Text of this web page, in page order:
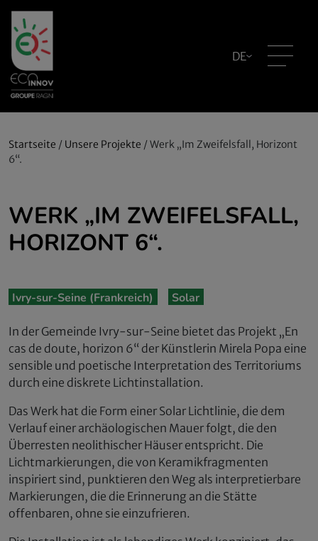
DE
Startseite / Unsere Projekte /Werk „Im Zweifelsfall, Horizont
6“.
WERK „IM ZWEIFELSFALL,
HORIZONT 6“.
Ivry-sur-Seine (Frankreich) Solar
In der Gemeinde Ivry-sur-Seine bietet das Projekt „En
cas de doute, horizon 6“ der Künstlerin Mirela Popa eine
sensible und poetische Interpretation des Territoriums
durch eine diskrete Lichtinstallation.
Das Werk hat die Form einer Solar Lichtlinie, die dem
Verlauf einer archäologischen Mauer folgt, die den
Überresten neolithischer Häuser entspricht. Die
Lichtmarkierungen, die von Keramikfragmenten
inspiriert sind, punktieren den Weg als interpretierbare
Markierungen, die die Erinnerung an die Stätte
offenbaren, ohne sie einzufrieren.